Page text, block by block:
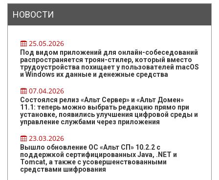
НОВОСТИ
25.05.2026
Под видом приложений для онлайн-собеседований
распространяется троян-стилер, который вместо
трудоустройства похищает у пользователей macOS
и Windows их данные и денежные средства
07.04.2026
Состоялся релиз «Альт Сервер» и «Альт Домен»
11.1: теперь можно выбрать редакцию прямо при
установке, появились улучшения цифровой среды и
управление службами через приложения
23.03.2026
Вышло обновление ОС «Альт СП» 10.2.2 с
поддержкой сертифицированных Java, .NET и
Tomcat, а также с усовершенствованными
средствами шифрования